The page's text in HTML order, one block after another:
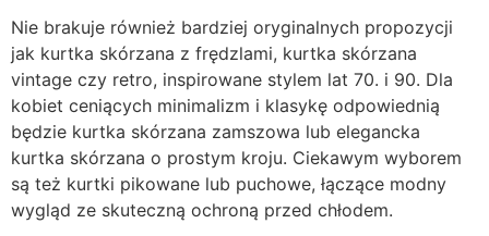
Nie brakuje również bardziej oryginalnych propozycji
jak kurtka skórzana z frędzlami, kurtka skórzana
vintage czy retro, inspirowane stylem lat 70. i 90. Dla
kobiet ceniących minimalizm i klasykę odpowiednią
będzie kurtka skórzana zamszowa lub elegancka
kurtka skórzana o prostym kroju. Ciekawym wyborem
są też kurtki pikowane lub puchowe, łączące modny
wygląd ze skuteczną ochroną przed chłodem.